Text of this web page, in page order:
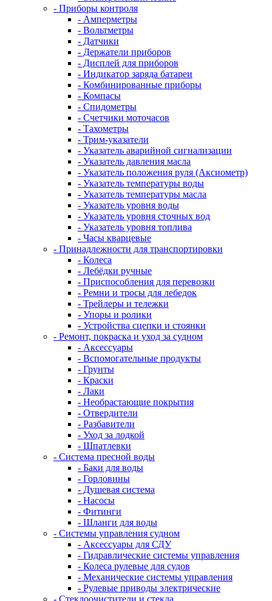
- Приборы контроля
- Амперметры
- Вольтметры
- Датчики
- Держатели приборов
- Дисплей для приборов
- Индикатор заряда батареи
- Комбинированные приборы
- Компасы
- Спидометры
- Счетчики моточасов
- Тахометры
- Трим-указатели
- Указатель аварийной сигнализации
- Указатель давления масла
- Указатель положения руля (Аксиометр)
- Указатель температуры воды
- Указатель температуры масла
- Указатель уровня воды
- Указатель уровня сточных вод
- Указатель уровня топлива
- Часы кварцевые
- Принадлежности для транспортировки
- Колеса
- Лебёдки ручные
- Приспособления для перевозки
- Ремни и тросы для лебедок
- Трейлеры и тележки
- Упоры и ролики
- Устройства сцепки и стоянки
- Ремонт, покраска и уход за судном
- Аксессуары
- Вспомогательные продукты
- Грунты
- Краски
- Лаки
- Необрастающие покрытия
- Отвердители
- Разбавители
- Уход за лодкой
- Шпатлевки
- Система пресной воды
- Баки для воды
- Горловины
- Душевая система
- Насосы
- Фитинги
- Шланги для воды
- Системы управления судном
- Аксессуары для СДУ
- Гидравлические системы управления
- Колеса рулевые для судов
- Механические системы управления
- Рулевые приводы электрические
- Стеклоочистители и стекла